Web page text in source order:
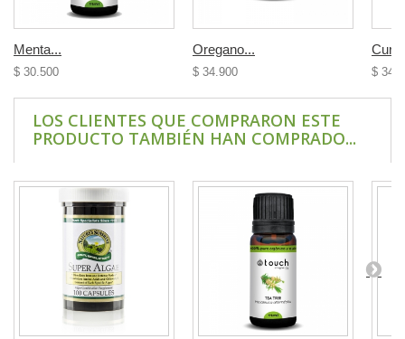
Menta...
$ 30.500
Oregano...
$ 34.900 $
LOS CLIENTES QUE COMPRARON ESTE
PRODUCTO TAMBIÉN HAN COMPRADO...